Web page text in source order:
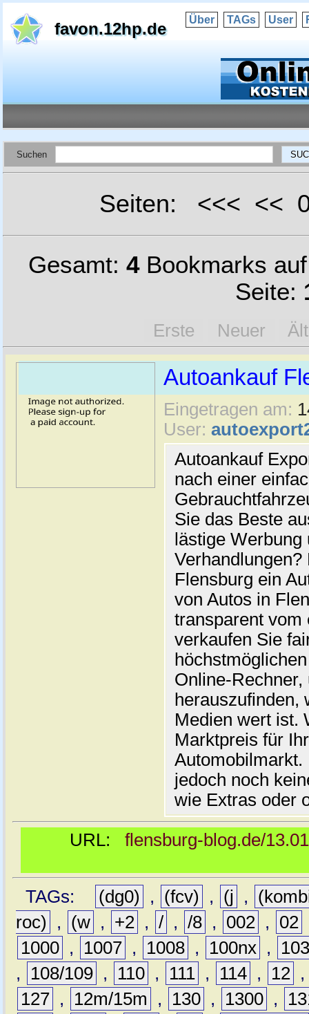
favon.12hp.de Über TAGs User
Suchen
Seiten: <<< <<
Gesamt: 4Bookmarks
Seite:
Erste Neuer
Autoankauf
Eingetragen am:
User:
Autoankauf
nach einer
Sie das Beste
lästige
Flensburg ein
von Autos in
transparent vom
verkaufen Sie
Online-
herauszufinden,
Medien wert ist.
Marktpreis für
jedoch noch
wie Extras oder
URL: flensburg-blog.de/
TAGs: (dg0) , (fcv) , (j ,
roc)
, (w , +2 , / , /8 , 002 , 02
1000 , 1007 , 1008 , 100nx ,
,
108/109 , 110 , 111 , 114 , 12
127 , 12m/15m , 130 , 1300 ,